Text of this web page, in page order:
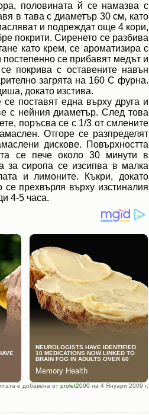
половината й се намазва с
в тава с диаметър 30 см, като
и подреждат още 4 кори,
покрити. Сиренето се разбива
като крем, се ароматизира с
се прибавят медът и
покрива с оставените навън
загрята на 160 С фурна.
докато изстива.
поставят една върху друга и
с нейния диаметър. След това
поръсва се с 1/3 от смлените
Отгоре се разпределят
дискове. Повърхността
се пече около 30 минути в
за сиропа се изсипва в малка
и лимоните. Къкри, докато
прехвърля върху изстиналия
4-5 часа.
е добавена от prolet2000 на 4 Януари 2009 г.